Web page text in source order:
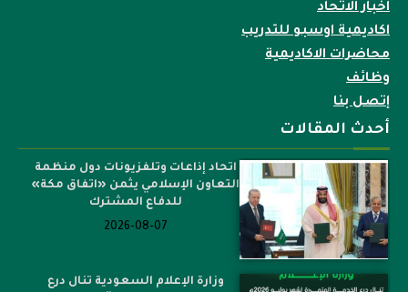
اخبار الاتحاد
اكاديمية اوسبو للتدريب
محاضرات الاكاديمية
وظائف
إتصل بنا
أحدث المقالات
اتحاد إذاعات وتلفزيونات دول منظمة
التعاون الإسلامي يثمن «اتفاق مكة»
للدفاع المشترك
2026-08-07
وزارة الإعلام السعودية تنال درع